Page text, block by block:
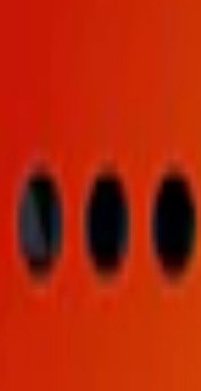
2
styrka. 4,2 mg nikotin per prilla.
10-pack299,50 kr 29,95 kr 30-pack